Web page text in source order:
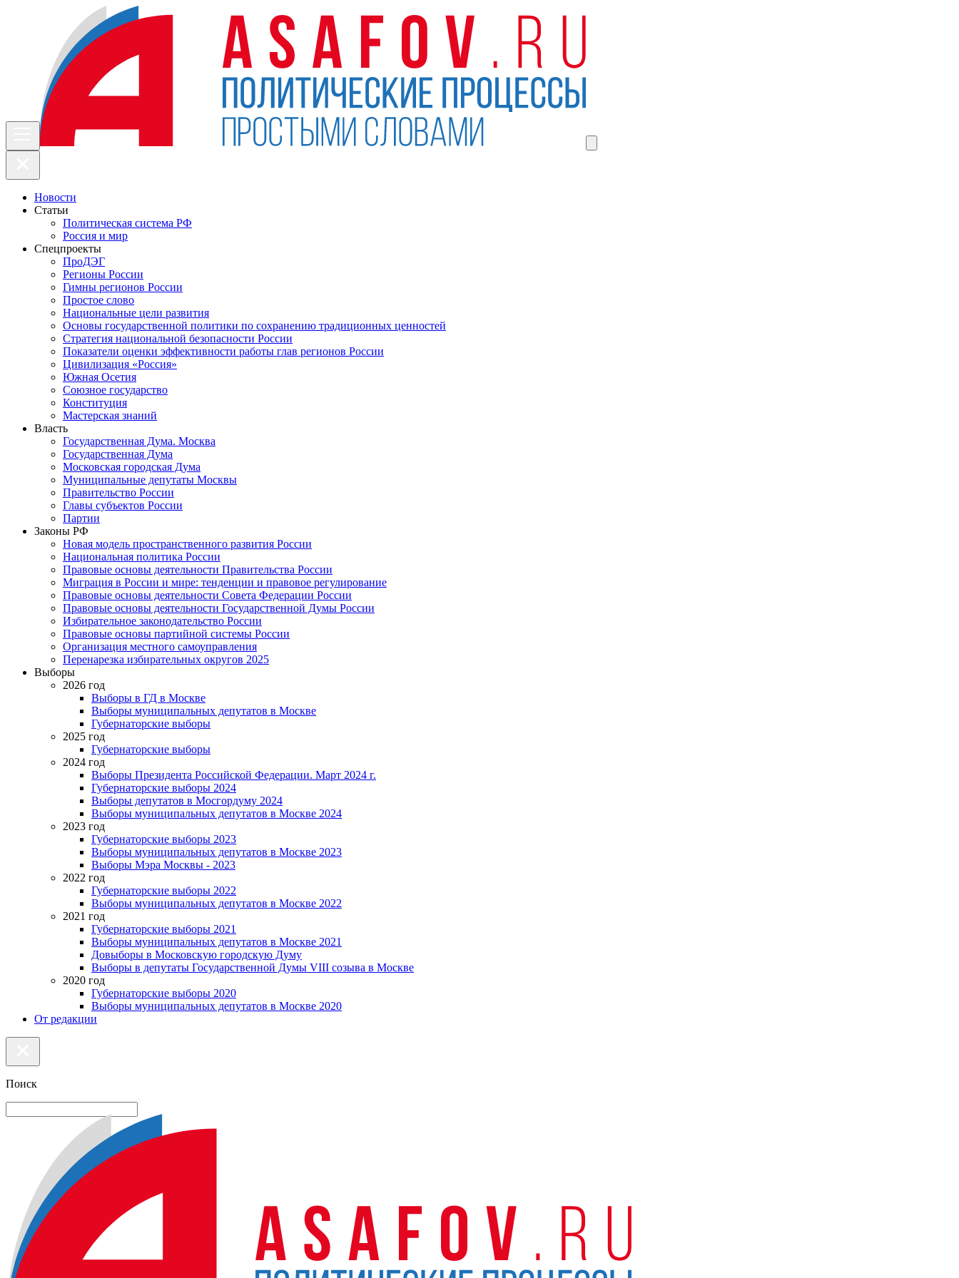
Новости
Статьи
Политическая система РФ
Россия и мир
Спецпроекты
ПроДЭГ
Регионы России
Гимны регионов России
Простое слово
Национальные цели развития
Основы государственной политики по сохранению традиционных ценностей
Стратегия национальной безопасности России
Показатели оценки эффективности работы глав регионов России
Цивилизация «Россия»
Южная Осетия
Союзное государство
Конституция
Мастерская знаний
Власть
Государственная Дума. Москва
Государственная Дума
Московская городская Дума
Муниципальные депутаты Москвы
Правительство России
Главы субъектов России
Партии
Законы РФ
Новая модель пространственного развития России
Национальная политика России
Правовые основы деятельности Правительства России
Миграция в России и мире: тенденции и правовое регулирование
Правовые основы деятельности Совета Федерации России
Правовые основы деятельности Государственной Думы России
Избирательное законодательство России
Правовые основы партийной системы России
Организация местного самоуправления
Перенарезка избирательных округов 2025
Выборы
2026 год
Выборы в ГД в Москве
Выборы муниципальных депутатов в Москве
Губернаторские выборы
2025 год
Губернаторские выборы
2024 год
Выборы Президента Российской Федерации. Март 2024 г.
Губернаторские выборы 2024
Выборы депутатов в Мосгордуму 2024
Выборы муниципальных депутатов в Москве 2024
2023 год
Губернаторские выборы 2023
Выборы муниципальных депутатов в Москве 2023
Выборы Мэра Москвы - 2023
2022 год
Губернаторские выборы 2022
Выборы муниципальных депутатов в Москве 2022
2021 год
Губернаторские выборы 2021
Выборы муниципальных депутатов в Москве 2021
Довыборы в Московскую городскую Думу
Выборы в депутаты Государственной Думы VIII созыва в Москве
2020 год
Губернаторские выборы 2020
Выборы муниципальных депутатов в Москве 2020
От редакции
Поиск